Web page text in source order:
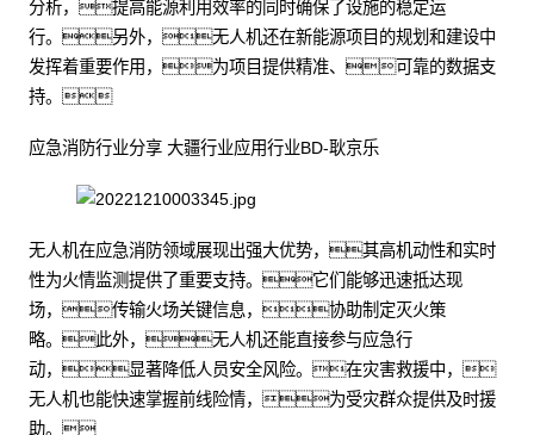
分析，提高能源利用效率的同时确保了设施的稳定运
行。另外，无人机还在新能源项目的规划和建设中
发挥着重要作用，为项目提供精准、可靠的数据支
持。
应急消防行业分享 大疆行业应用行业BD-耿京乐
无人机在应急消防领域展现出强大优势，其高机动性和实时
性为火情监测提供了重要支持。它们能够迅速抵达现
场，传输火场关键信息，协助制定灭火策
略。此外，无人机还能直接参与应急行
动，显著降低人员安全风险。在灾害救援中，
无人机也能快速掌握前线险情，为受灾群众提供及时援
助。